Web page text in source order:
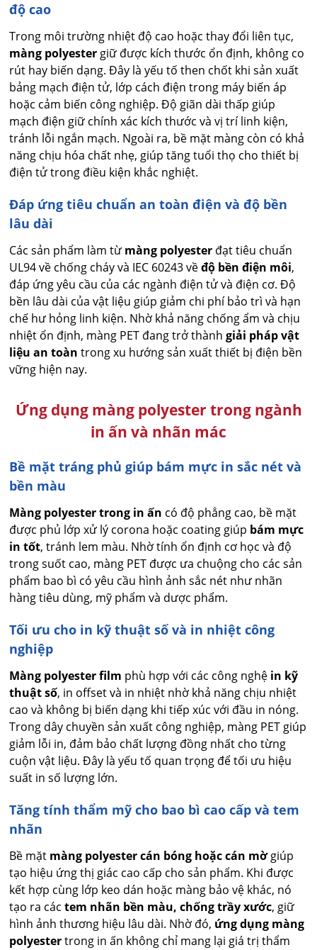
độ cao
Trong môi trường nhiệt độ cao hoặc thay đổi liên tục,
màng polyester giữ được kích thước ổn định, không co
rút hay biến dạng. Đây là yếu tố then chốt khi sản xuất
bảng mạch điện tử, lớp cách điện trong máy biến áp
hoặc cảm biến công nghiệp. Độ giãn dài thấp giúp
mạch điện giữ chính xác kích thước và vị trí linh kiện,
tránh lỗi ngắn mạch. Ngoài ra, bề mặt màng còn có khả
năng chịu hóa chất nhẹ, giúp tăng tuổi thọ cho thiết bị
điện tử trong điều kiện khắc nghiệt.
Đáp ứng tiêu chuẩn an toàn điện và độ bền
lâu dài
Các sản phẩm làm từ màng polyester đạt tiêu chuẩn
UL94 về chống cháy và IEC 60243 vềđộ bền điện môi,
đáp ứng yêu cầu của các ngành điện tử và điện cơ. Độ
bền lâu dài của vật liệu giúp giảm chi phí bảo trì và hạn
chế hư hỏng linh kiện. Nhờ khả năng chống ẩm và chịu
nhiệt ổn định, màng PET đang trở thànhgiải pháp vật
liệu an toàn trong xu hướng sản xuất thiết bị điện bền
vững hiện nay.
Ứng dụng màng polyester trong ngành
in ấn và nhãn mác
Bề mặt tráng phủ giúp bám mực in sắc nét và
bền màu
Màng polyester trong in ấn có độ phẳng cao, bề mặt
được phủ lớp xử lý corona hoặc coating giúp bám mực
in tốt, tránh lem màu. Nhờ tính ổn định cơ học và độ
trong suốt cao, màng PET được ưa chuộng cho các sản
phẩm bao bì có yêu cầu hình ảnh sắc nét như nhãn
hàng tiêu dùng, mỹ phẩm và dược phẩm.
Tối ưu cho in kỹ thuật số và in nhiệt công
nghiệp
Màng polyester film phù hợp với các công nghệ in kỹ
thuật số, in offset và in nhiệt nhờ khả năng chịu nhiệt
cao và không bị biến dạng khi tiếp xúc với đầu in nóng.
Trong dây chuyền sản xuất công nghiệp, màng PET giúp
giảm lỗi in, đảm bảo chất lượng đồng nhất cho từng
cuộn vật liệu. Đây là yếu tố quan trọng để tối ưu hiệu
suất in số lượng lớn.
Tăng tính thẩm mỹ cho bao bì cao cấp và tem
nhãn
Bề mặt màng polyester cán bóng hoặc cán mờgiúp
tạo hiệu ứng thị giác cao cấp cho sản phẩm. Khi được
kết hợp cùng lớp keo dán hoặc màng bảo vệ khác, nó
tạo ra cáctem nhãn bền màu, chống trầy xước, giữ
hình ảnh thương hiệu lâu dài. Nhờ đó, ứng dụng màng
polyestertrong in ấn không chỉ mang lại giá trị thẩm